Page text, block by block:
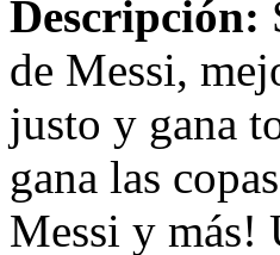
Descripción:
de Messi,
justo y gana
gana las
Messi y más!